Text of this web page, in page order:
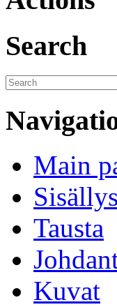
Search
Main
Tausta
Kuvat